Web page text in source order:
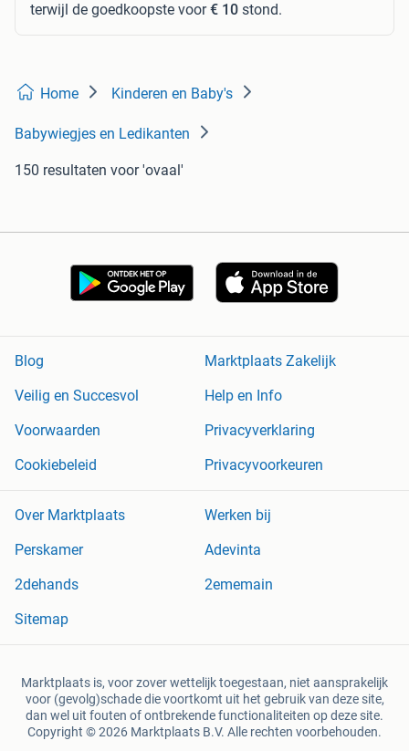
terwijl de goedkoopste voor€ 10 stond.
Home Kinderen en Baby's
Babywiegjes en Ledikanten
150 resultaten voor 'ovaal'
Blog
Marktplaats Zakelijk
Veilig en Succesvol
Help en Info
Voorwaarden
Privacyverklaring
Cookiebeleid
Privacyvoorkeuren
Over Marktplaats
Werken bij
Perskamer
Adevinta
2dehands
2ememain
Sitemap
Marktplaats is, voor zover wettelijk toegestaan, niet aansprakelijk
voor (gevolg)schade die voortkomt uit het gebruik van deze site,
dan wel uit fouten of ontbrekende functionaliteiten op deze site.
Copyright © 2026 Marktplaats B.V. Alle rechten voorbehouden.